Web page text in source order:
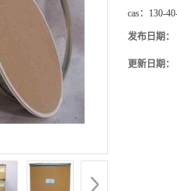
cas： 130-
发布日期：
更新日期：